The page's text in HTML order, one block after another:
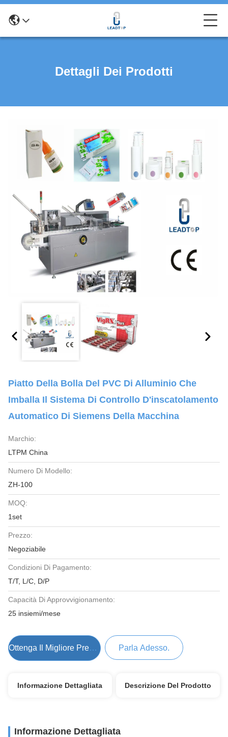
Dettagli Dei Prodotti
Piatto Della Bolla Del PVC Di Alluminio Che
Imballa Il Sistema Di Controllo D'inscatolamento
Automatico Di Siemens Della Macchina
Marchio:
LTPM China
Numero Di Modello:
ZH-100
MOQ:
1set
Prezzo:
Negoziabile
Condizioni Di Pagamento:
T/T, L/C, D/P
Capacità Di Approvvigionamento:
25 insiemi/mese
Ottenga Il Migliore Prezzo Parla Adesso.
Informazione Dettagliata Descrizione Del Prodotto
Informazione Dettagliata